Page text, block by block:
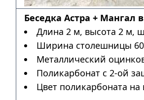
Беседка Астра + Мангал
Длина 2 м, высота 2 м,
Ширина столешницы
Металлический
Поликарбонат с 2-ой
Цвет поликарбоната на